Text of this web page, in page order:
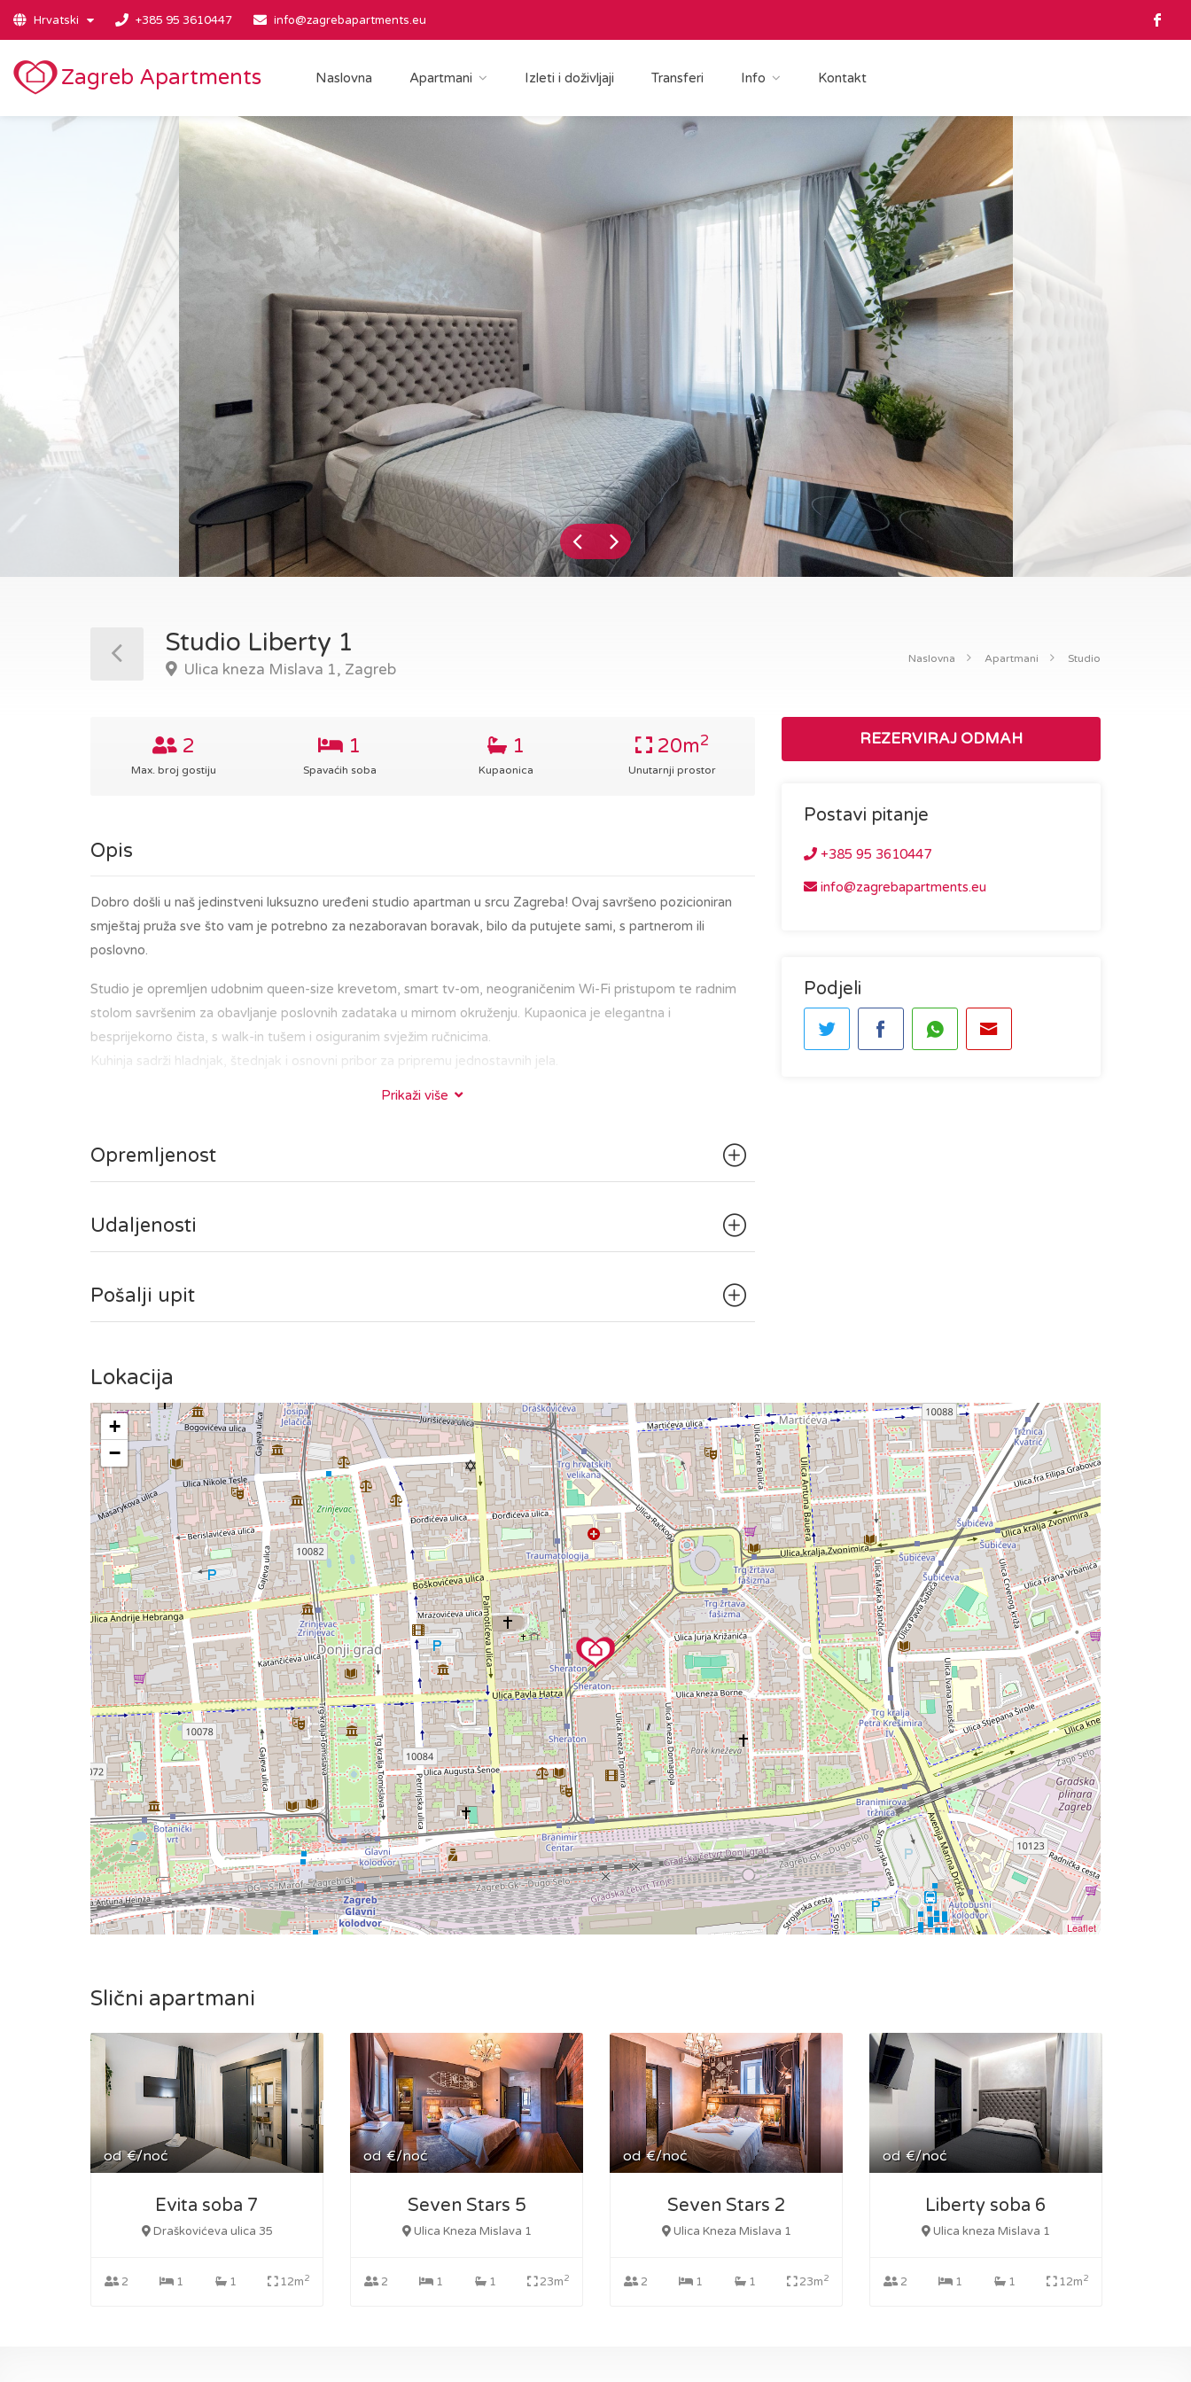
Hrvatski +385 95 3610447 info@zagrebapartments.eu
Zagreb Apartments Naslovna Apartmani Izleti i doživljaji Transferi Info Kontakt
Studio Liberty 1
Ulica kneza Mislava 1, Zagreb
Naslovna Apartmani Studio
REZERVIRAJ ODMAH
Postavi pitanje
+385 95 3610447
info@zagrebapartments.eu
Podjeli
2
Max. broj gostiju
1
Spavaćih soba
1
Kupaonica
20m2
Unutarnji prostor
Opis
Dobro došli u naš jedinstveni luksuzno uređeni studio apartman u srcu Zagreba! Ovaj savršeno pozicioniran
smještaj pruža sve što vam je potrebno za nezaboravan boravak, bilo da putujete sami, s partnerom ili
poslovno.
Studio je opremljen udobnim queen-size krevetom, smart tv-om, neograničenim Wi-Fi pristupom te radnim
stolom savršenim za obavljanje poslovnih zadataka u mirnom okruženju. Kupaonica je elegantna i
besprijekorno čista, s walk-in tušem i osiguranim svježim ručnicima.
Kuhinja sadrži hladnjak, štednjak i osnovni pribor za pripremu jednostavnih jela.
tržnicom Dolac i Trgom bana Jelačića, ili da uživate u kavi na Tkalčićevoj ulici, sve vam je nadohvat ruke.
Tramvajska stanica smještena je neposredno ispred zgrade, što omogućuje jednostavan pristup širem
Prikaži više
Opremljenost
Udaljenosti
Pošalji upit
Lokacija
+
−
Leaflet
Slični apartmani
od €/noć
Evita soba 7
Draškovićeva ulica 35
2 1 1 12m2
od €/noć
Seven Stars 5
Ulica Kneza Mislava 1
2 1 1 23m2
od €/noć
Seven Stars 2
Ulica Kneza Mislava 1
2 1 1 23m2
od €/noć
Liberty soba 6
Ulica kneza Mislava 1
2 1 1 12m2